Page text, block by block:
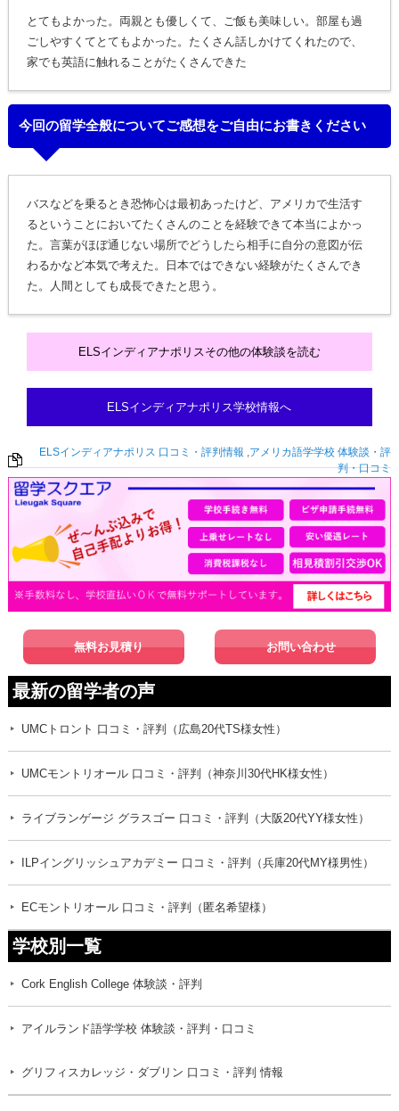
とてもよかった。両親とも優しくて、ご飯も美味しい。部屋も過
ごしやすくてとてもよかった。たくさん話しかけてくれたので、
家でも英語に触れることがたくさんできた
今回の留学全般についてご感想をご自由にお書きください
バスなどを乗るとき恐怖心は最初あったけど、アメリカで生活す
るということにおいてたくさんのことを経験できて本当によかっ
た。言葉がほぼ通じない場所でどうしたら相手に自分の意図が伝
わるかなど本気で考えた。日本ではできない経験がたくさんでき
た。人間としても成長できたと思う。
ELSインディアナポリスその他の体験談を読む
ELSインディアナポリス学校情報へ
ELSインディアナポリス 口コミ・評判情報 アメリカ語学学校 体験談・評
判・口コミ
無料お見積り お問い合わせ
最新の留学者の声
UMCトロント 口コミ・評判（広島20代TS様女性）
UMCモントリオール 口コミ・評判（神奈川30代HK様女性）
ライブランゲージ グラスゴー 口コミ・評判（大阪20代YY様女性）
ILPイングリッシュアカデミー 口コミ・評判（兵庫20代MY様男性）
ECモントリオール 口コミ・評判（匿名希望様）
学校別一覧
Cork English College 体験談・評判
アイルランド語学学校 体験談・評判・口コミ
グリフィスカレッジ・ダブリン 口コミ・評判 情報